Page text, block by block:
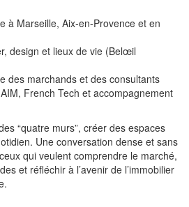
à Marseille, Aix-en-Provence et en
design et lieux de vie (Belœil
des marchands et des consultants
French Tech et accompagnement
“quatre murs”, créer des espaces
Une conversation dense et sans
qui veulent comprendre le marché,
et réfléchir à l’avenir de l’immobilier